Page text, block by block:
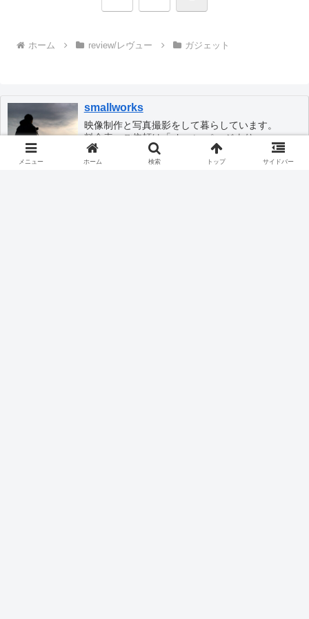
ホーム review/レヴュー ガジェット
smallworks
映像制作と写真撮影をして暮らしています。
料金表・ご依頼は「about」ページより。
Mac mini / MacBook air / iPhone16 / SONY a7sⅢ
/ a7Ⅳ / FUJIFILM X-E5 / RICOH GRⅢ / DJI
メニュー ホーム 検索 トップ サイドバー